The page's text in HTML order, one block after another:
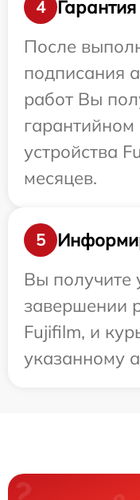
4
Гарантия
После
подписания
работ Вы
устройства
месяцев.
5
Вы получите
завершении
Fujifilm, и
указанному